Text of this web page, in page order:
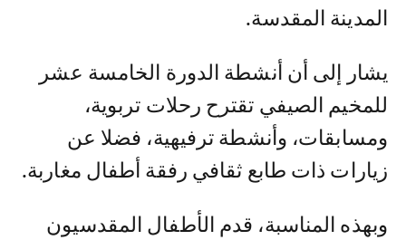
المدينة المقدسة.
يشار إلى أن أنشطة الدورة الخامسة عشر
للمخيم الصيفي تقترح رحلات تربوية،
ومسابقات، وأنشطة ترفيهية، فضلا عن
زيارات ذات طابع ثقافي رفقة أطفال مغاربة.
وبهذه المناسبة، قدم الأطفال المقدسيون